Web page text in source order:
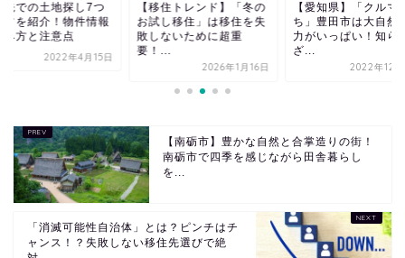
先での土地探し7つ
ツを紹介！物件情報
み方と注意点
2022年4月15日
【移住トレンド】「冬の
お試し移住」は移住を失
敗しないために超重
要！...
2026年1月16日
【愛知県】「クルマ
ち」豊田市は大自然
力がいっぱい！知ら
ざ...
2022年12
【南砺市】豊かな自然と合掌造りの街！
南砺市で四季を感じながら田舎暮らし
を...
「消滅可能性自治体」とは？ピンチはチ
ャンス！？失敗しない移住先選びで絶